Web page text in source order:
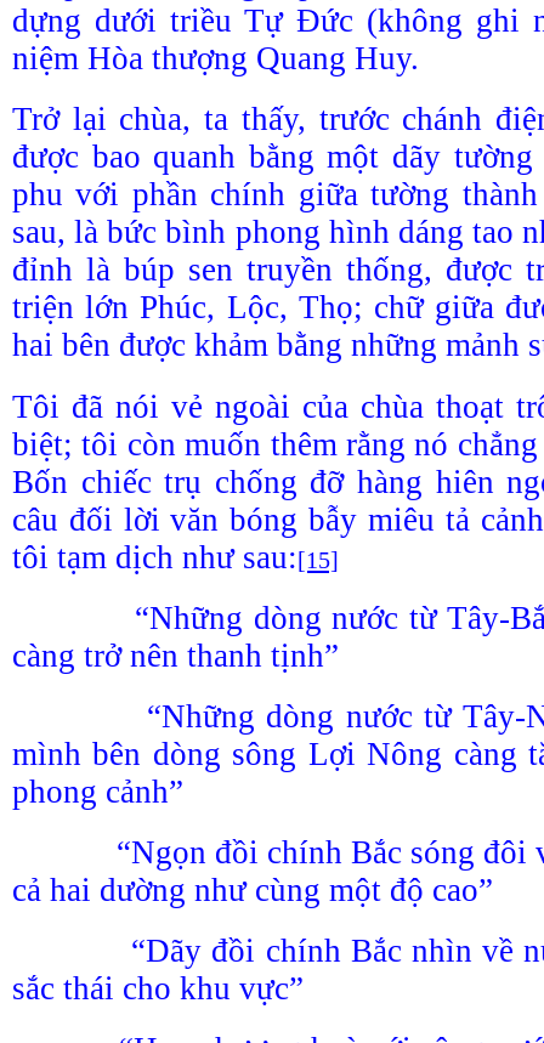
dựng dưới triều Tự Đức (không ghi
niệm Hòa thượng Quang Huy.
Trở lại chùa, ta thấy, trước chánh
được bao quanh bằng một dãy
phu với phần chính giữa tường
sau, là bức bình phong hình dáng tao
đỉnh là búp sen truyền thống, được
triện lớn Phúc, Lộc, Thọ; chữ giữa
hai bên được khảm bằng những mảnh
Tôi đã nói vẻ ngoài của chùa thoạt
biệt; tôi còn muốn thêm rằng nó
Bốn chiếc trụ chống đỡ hàng hiên
câu đối lời văn bóng bẫy miêu tả
tôi tạm dịch như sau:[15]
“Những dòng nước từ Tây-Bắc
càng trở nên thanh tịnh”
“Những dòng nước từ Tây-
mình bên dòng sông Lợi Nông càng
phong cảnh”
“Ngọn đồi chính Bắc sóng đôi
cả hai dường như cùng một độ cao”
“Dãy đồi chính Bắc nhìn về
sắc thái cho khu vực”